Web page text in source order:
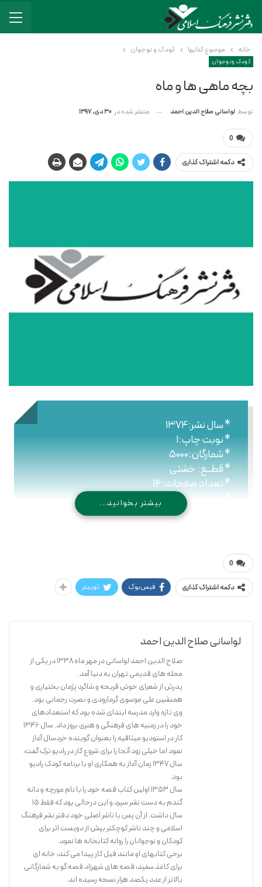
خانه موضوع کتابها کودک و نوجوان
کودک و نوجوان
بچه ماهی ها و ماه
توسط لواسانی صلاح الدین احمد منتشر شده در 30 دی, 1397
0
دکمه اشتراک گذاری
* سال نشر:۱۳۷۴
* نوبت چاپ:۱
* شمارگان:۵۰۰۰
* قطــع: خشتی
* تعداد صفحات:۱۴
* نـوع جلـد: شومیزبیشتر بخوانید...
0
دکمه اشتراک گذاری فیس‌بوک توییتر
لواسانی صلاح الدین احمد
صلاح الدین احمد لواسانی در مهر ماه 1338 در یکی از
محله های قدیمی تهران به دنیا آمد.
پدرش از شعرای خوش قریحه و شاگرد پژمان بختیاری و
همنشین علی موسوی گرمارودی و نصرت رحمانی بود.
وی تازه وارد مدرسه ابتدای شده بود که استعدادهای
خود را در زمنیه های فرهنگی و هنری بروز داد. سال 1346
کار در استودیو میثاقیه را بعنوان گوینده خردسال آغاز
نمود اما خیلی زود آنجا را برای شروع کار در رادیو ترک گفت،
سال 1347 زمان آغاز به همکاری او با برنامه کودک رادیو
بود.
سال 1353 اولین کتاب قصه خود را با نام مورچه و دانه
گندم به دست نشر سپرد و این درحالی بود که فقط 15
سال داشت. از آن پس با ناشر اصلی خود دفتر نشر فرهنگ
اسلامی و چند ناشر کوچکتر بیش از دویست اثر برای
کودکان و نوجوانان را روانه کتابخانه ها نمود.
برخی کتابهای او مانند فیل کار پیدا می کند، خانه ای
برای کاغذ سفید، قصه های شهرزاد قصه گو به شمارگانی
بالاتر از عدد یکصد هزار نسخه رسیده اند.